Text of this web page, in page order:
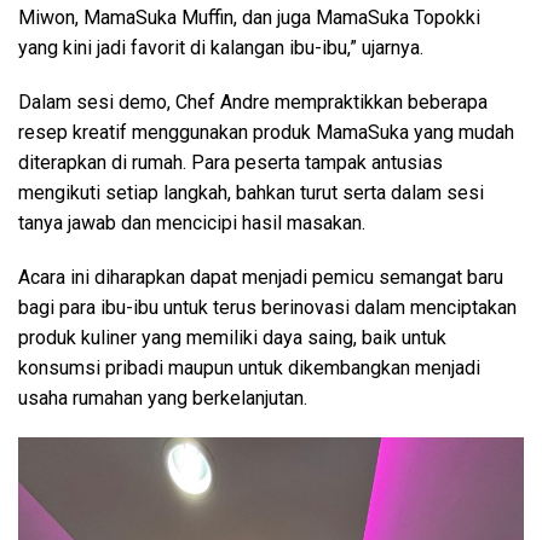
Miwon, MamaSuka Muffin, dan juga MamaSuka Topokki
yang kini jadi favorit di kalangan ibu-ibu,” ujarnya.
Dalam sesi demo, Chef Andre mempraktikkan beberapa
resep kreatif menggunakan produk MamaSuka yang mudah
diterapkan di rumah. Para peserta tampak antusias
mengikuti setiap langkah, bahkan turut serta dalam sesi
tanya jawab dan mencicipi hasil masakan.
Acara ini diharapkan dapat menjadi pemicu semangat baru
bagi para ibu-ibu untuk terus berinovasi dalam menciptakan
produk kuliner yang memiliki daya saing, baik untuk
konsumsi pribadi maupun untuk dikembangkan menjadi
usaha rumahan yang berkelanjutan.